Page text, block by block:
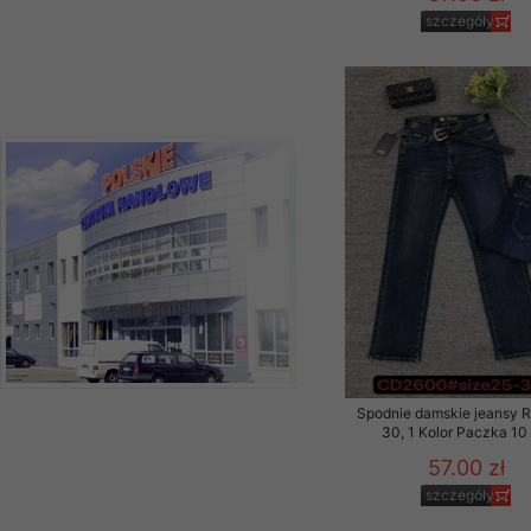
szczegóły
Spodnie damskie jeansy
30, 1 Kolor Paczka 10
57.00 zł
szczegóły
Materiały
zawierającego
naszym Sklepie.
Wszelkie pytania,
osobowych prosimy